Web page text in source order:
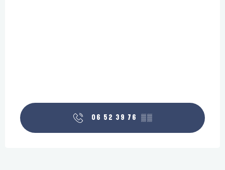
06 52 39 76 ▒▒